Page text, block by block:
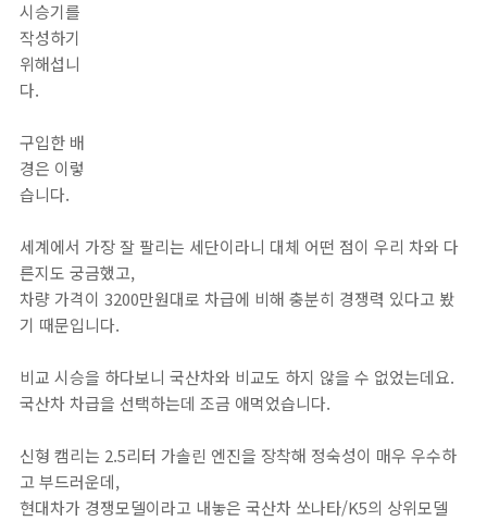
시승기를
작성하기
위해섭니
다.
구입한 배
경은 이렇
습니다.
세계에서 가장 잘 팔리는 세단이라니 대체 어떤 점이 우리 차와 다
른지도 궁금했고,
차량 가격이 3200만원대로 차급에 비해 충분히 경쟁력 있다고 봤
기 때문입니다.
비교 시승을 하다보니 국산차와 비교도 하지 않을 수 없었는데요.
국산차 차급을 선택하는데 조금 애먹었습니다.
신형 캠리는 2.5리터 가솔린 엔진을 장착해 정숙성이 매우 우수하
고 부드러운데,
현대차가 경쟁모델이라고 내놓은 국산차 쏘나타/K5의 상위모델